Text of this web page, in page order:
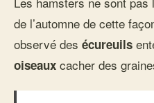
de l’automne de cette
observé des écureuils
oiseaux cacher des